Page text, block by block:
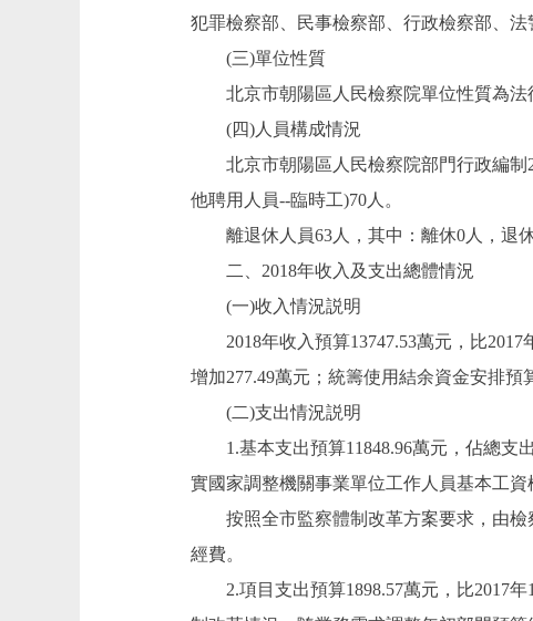
犯罪檢察部、民事檢察部、行政檢察部、法
(三)單位性質
北京市朝陽區人民檢察院單位性質為法
(四)人員構成情況
北京市朝陽區人民檢察院部門行政編制
他聘用人員--臨時工)70人。
離退休人員63人，其中：離休0人，退休
二、2018年收入及支出總體情況
(一)收入情況説明
2018年收入預算13747.53萬元，比2017年
增加277.49萬元；統籌使用結余資金安排預
(二)支出情況説明
1.基本支出預算11848.96萬元，佔總支出
實國家調整機關事業單位工作人員基本工
按照全市監察體制改革方案要求，由檢
經費。
2.項目支出預算1898.57萬元，比2017年